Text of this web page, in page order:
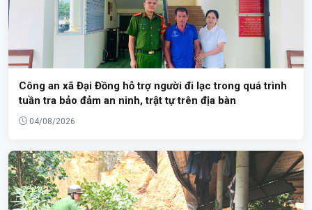
Công an xã Đại Đồng hỗ trợ người đi lạc trong quá trình
tuần tra bảo đảm an ninh, trật tự trên địa bàn
04/08/2026